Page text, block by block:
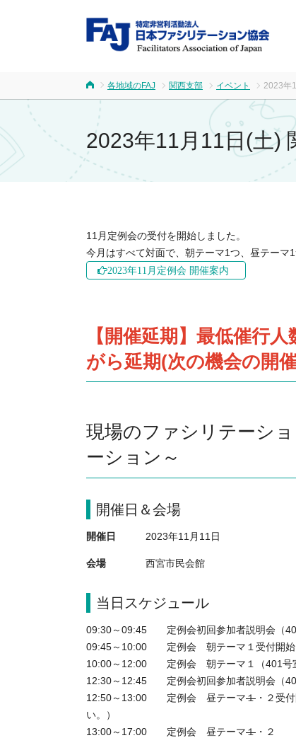
各地域のFAJ 関西支部 イベント 2023年
2023年11月11日(土)
11月定例会の受付を開始しました。
今月はすべて対面で、朝テーマ1つ、昼テーマ1
2023年11月定例会 開催案内
【開催延期】 最低催行人
がら延期(次の機会の開
現場のファシリテーシ
ーション～
開催日＆会場
開催日 2023年11月11日
会場 西宮市民会館
当日スケジュール
09:30～09:45　　定例会初回参加者説明会（
09:45～10:00　　定例会　朝テーマ１受付開始
10:00～12:00　　定例会　朝テーマ１（401号
12:30～12:45　　定例会初回参加者説明会（
12:50～13:00　　定例会　昼テーマ１ ・２受
い。）
13:00～17:00　　定例会　昼テーマ１ ・２